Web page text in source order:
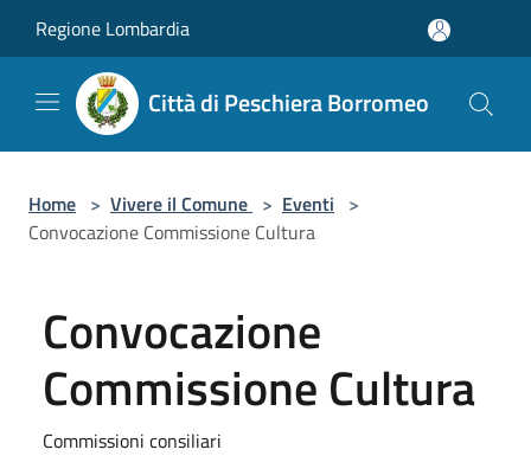
Regione Lombardia
Città di Peschiera Borromeo
Home > Vivere il Comune > Eventi >
Convocazione Commissione Cultura
Convocazione
Commissione Cultura
Commissioni consiliari